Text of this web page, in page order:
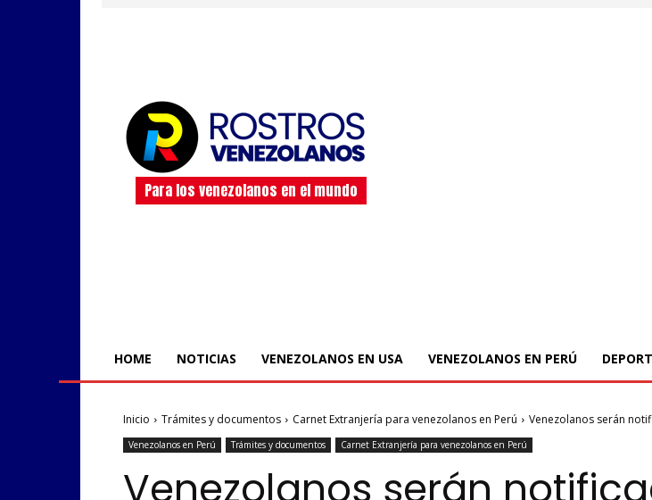
Para los venezolanos en el mundo
HOME NOTICIAS VENEZOLANOS EN USA VENEZOLANOS EN PERÚ
Inicio Trámites y documentos Carnet Extranjería para venezolanos en Perú Venezolanos serán
Venezolanos en Perú Trámites y documentos Carnet Extranjería para venezolanos en Perú
Venezolanos serán